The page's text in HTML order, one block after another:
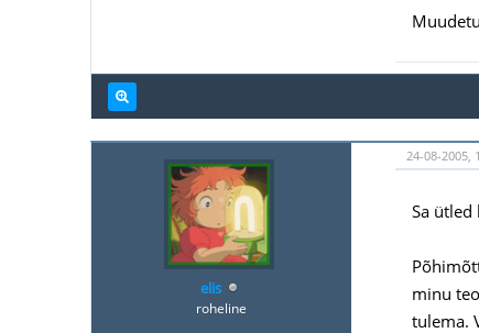
elis
roheline
24-08-2005,
Sa ütled
minu
tulema.